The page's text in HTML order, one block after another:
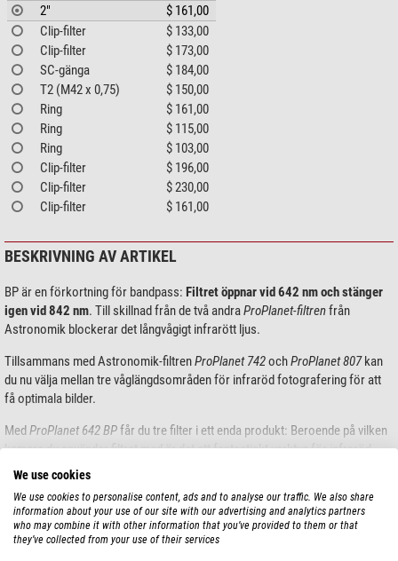
2"
$ 161,00
Clip-filter
$ 133,00
Clip-filter
$ 173,00
SC-gänga
$ 184,00
T2 (M42 x 0,75)
$ 150,00
Ring
$ 161,00
Ring
$ 115,00
Ring
$ 103,00
Clip-filter
$ 196,00
Clip-filter
$ 230,00
Clip-filter
$ 161,00
BESKRIVNING AV ARTIKEL
BP är en förkortning för bandpass: Filtret öppnar vid 642 nm och stänger
igen vid 842 nm. Till skillnad från de två andraProPlanet-filtrenfrån
Astronomik blockerar det långvågigt infrarött ljus.
Tillsammans med Astronomik-filtrenProPlanet 742ochProPlanet 807kan
du nu välja mellan tre våglängdsområden för infraröd fotografering för att
få optimala bilder.
MedProPlanet 642 BPfår du tre filter i ett enda produkt: Beroende på vilken
kamera du använder filtret med är det ett fantastiskt verktyg för infraröd
fotografering med en digitalkamera, minskar seeing vid högupplöst planet-
prisvärt H-alpha-filter för nybörjare inom DeepSky-astrofotografering av
emissionsnebulosor.
Visa mer...
TEKNISKA DATA
We use cookies
We use cookies to personalise content, ads and to analyse our traffic. We also share
information about your use of our site with our advertising and analytics partners
who may combine it with other information that you’ve provided to them or that
they’ve collected from your use of their services